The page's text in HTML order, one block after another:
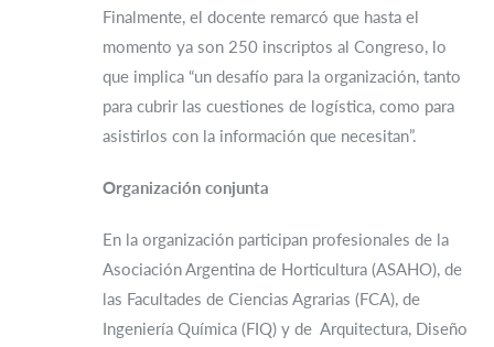
Finalmente, el docente remarcó que hasta el
momento ya son 250 inscriptos al Congreso, lo
que implica “un desafío para la organización, tanto
para cubrir las cuestiones de logística, como para
asistirlos con la información que necesitan”.
Organización conjunta
En la organización participan profesionales de la
Asociación Argentina de Horticultura (ASAHO), de
las Facultades de Ciencias Agrarias (FCA), de
Ingeniería Química (FIQ) y de Arquitectura, Diseño